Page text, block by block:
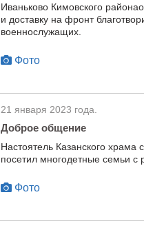
Иваньково Кимовского
и доставку на фронт
военнослужащих.
Фото
21 января 2023 года.
Доброе общение
Настоятель Казанского храма
посетил многодетные семьи с
Фото